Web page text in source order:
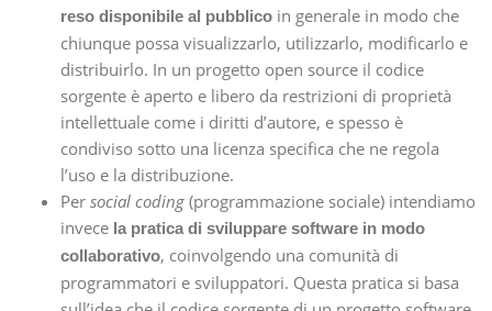
reso disponibile al pubblico in generale in modo che
chiunque possa visualizzarlo, utilizzarlo, modificarlo e
distribuirlo. In un progetto open source il codice
sorgente è aperto e libero da restrizioni di proprietà
intellettuale come i diritti d’autore, e spesso è
condiviso sotto una licenza specifica che ne regola
l’uso e la distribuzione.
Per social coding (programmazione sociale) intendiamo
invece la pratica di sviluppare software in modo
collaborativo, coinvolgendo una comunità di
programmatori e sviluppatori. Questa pratica si basa